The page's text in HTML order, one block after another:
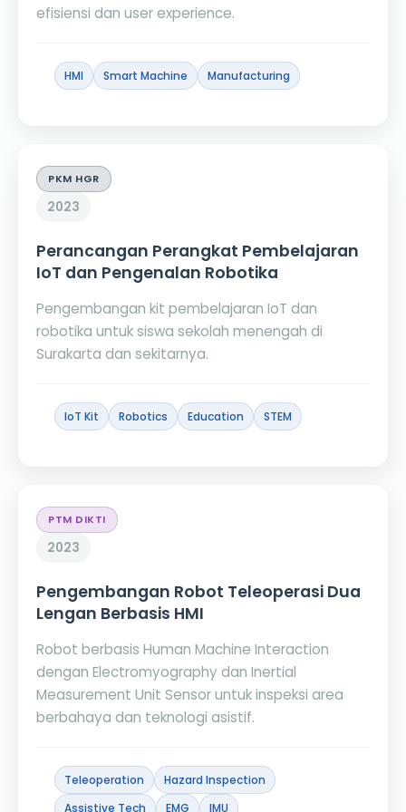
efisiensi dan user experience.
HMI Smart Machine Manufacturing
PKM HGR
2023
Perancangan Perangkat Pembelajaran
IoT dan Pengenalan Robotika
Pengembangan kit pembelajaran IoT dan
robotika untuk siswa sekolah menengah di
Surakarta dan sekitarnya.
IoT Kit Robotics Education STEM
PTM DIKTI
2023
Pengembangan Robot Teleoperasi Dua
Lengan Berbasis HMI
Robot berbasis Human Machine Interaction
dengan Electromyography dan Inertial
Measurement Unit Sensor untuk inspeksi area
berbahaya dan teknologi asistif.
Teleoperation
Hazard Inspection
Assistive Tech
EMG IMU